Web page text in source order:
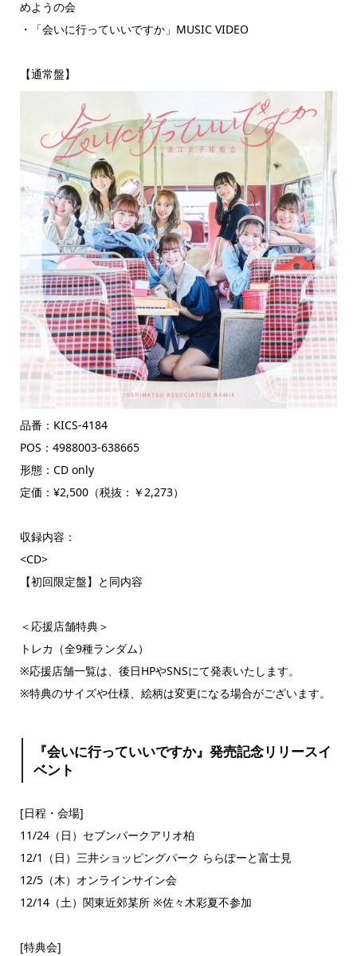
めようの会
・「会いに行っていいですか」MUSIC VIDEO
【通常盤】
品番：KICS-4184
POS：4988003-638665
形態：CD only
定価：¥2,500（税抜：￥2,273）
収録内容：
<CD>
【初回限定盤】と同内容
＜応援店舗特典＞
トレカ（全9種ランダム）
※応援店舗一覧は、後日HPやSNSにて発表いたします。
※特典のサイズや仕様、絵柄は変更になる場合がございます。
『会いに行っていいですか』発売記念リリースイ
ベント
[日程・会場]
11/24（日）セブンパークアリオ柏
12/1（日）三井ショッピングパーク ららぽーと富士見
12/5（木）オンラインサイン会
12/14（土）関東近郊某所 ※佐々木彩夏不参加
[特典会]